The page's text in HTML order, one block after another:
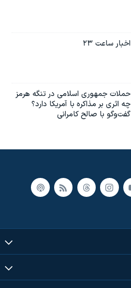
اخبار ساعت ۲۳
حملات جمهوری اسلامی در تنگه هرمز
چه اثری بر مذاکره با آمریکا دارد؟
گفت‌وگو با صالح کامرانی